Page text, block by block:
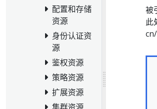
配置和存储
资源
身份认证资
源
鉴权资源
策略资源
扩展资源
被
此